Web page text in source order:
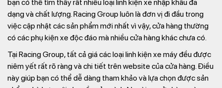
bạn có thể tìm thấy rất nhiều loại linh kiện xe nhập khẩu đa
dạng và chất lượng. Racing Group luôn là đơn vị đi đầu trong
việc cập nhật các sản phẩm mới nhất vì vậy, cửa hàng thường
có các phụ kiện xe độc đáo mà nhiều cửa hàng khác chưa có.
Tại Racing Group, tất cả giá các loại linh kiện xe máy đều được
niêm yết rất rõ ràng và chi tiết trên website của cửa hàng. Điều
này giúp bạn có thể dễ dàng tham khảo và lựa chọn được sản